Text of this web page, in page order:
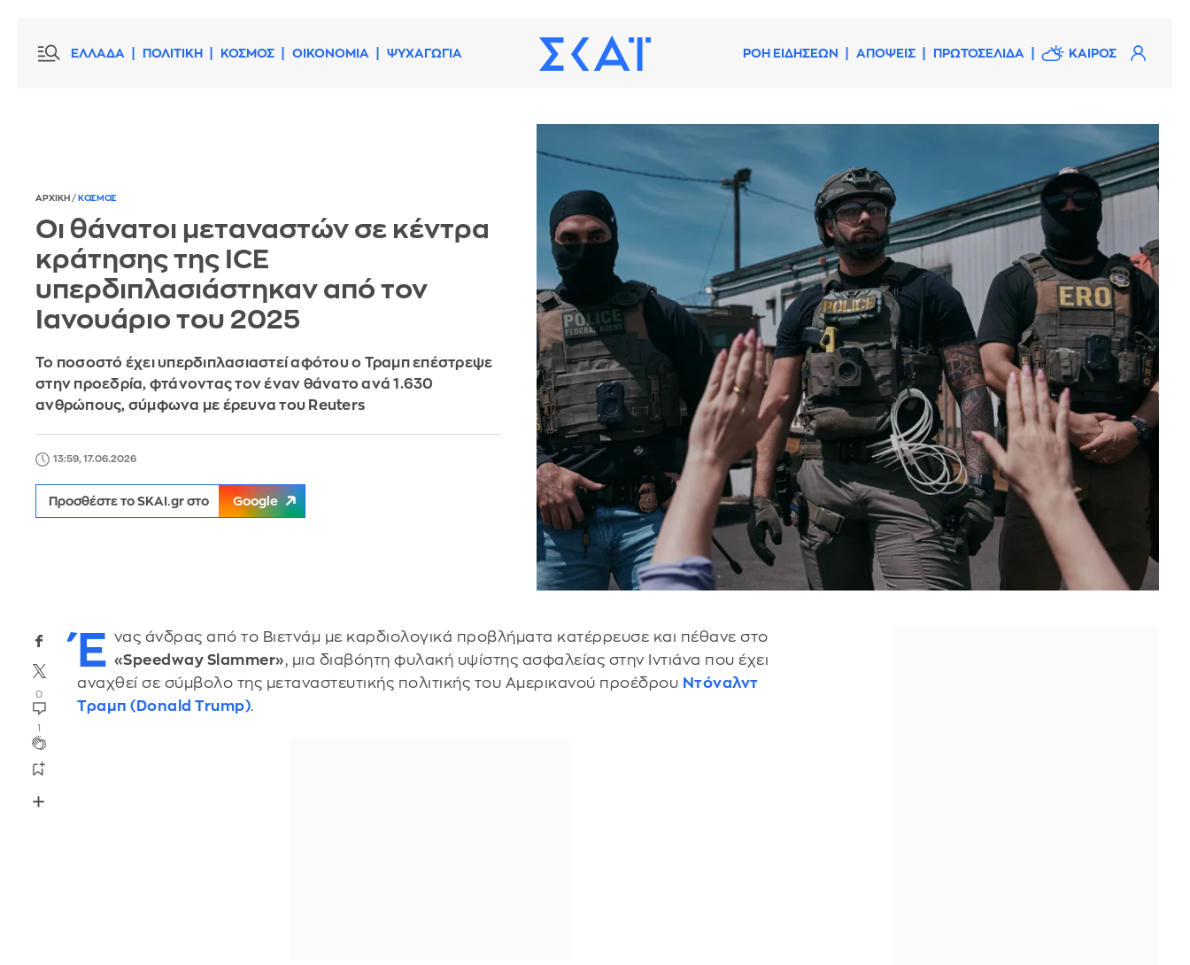
ΕΛΛΑΔΑ ΠΟΛΙΤΙΚΗ ΚΟΣΜΟΣ ΟΙΚΟΝΟΜΙΑ ΨΥΧΑΓΩΓΙΑ ΡΟΗ ΕΙΔΗΣΕΩΝ ΑΠΟΨΕΙΣ ΠΡΩΤΟΣΕΛΙΔΑ ΚΑΙΡΟΣ
ΑΡΧΙΚΗ / ΚΟΣΜΟΣ
Οι θάνατοι μεταναστών σε κέντρα
κράτησης της ICE
υπερδιπλασιάστηκαν από τον
Ιανουάριο του 2025
Το ποσοστό έχει υπερδιπλασιαστεί αφότου ο Τραμπ επέστρεψε
στην προεδρία, φτάνοντας τον έναν θάνατο ανά 1.630
ανθρώπους, σύμφωνα με έρευνα του Reuters
13:59, 17.06.2026
Προσθέστε το SKAI.gr στο Google
0
1
Έ νας άνδρας από το Βιετνάμ με καρδιολογικά προβλήματα κατέρρευσε και πέθανε στο
«Speedway Slammer», μια διαβόητη φυλακή υψίστης ασφαλείας στην Ιντιάνα που έχει
αναχθεί σε σύμβολο της μεταναστευτικής πολιτικής του Αμερικανού προέδρου Ντόναλντ
Τραμπ (Donald Trump).